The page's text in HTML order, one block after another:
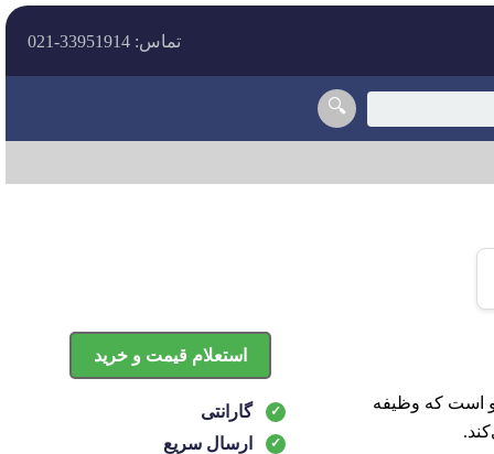
تماس: 33951914-021
🔍
خودرو است که وظیفه
استعلام قیمت و خرید
گارانتی
ارسال سریع